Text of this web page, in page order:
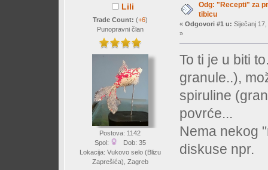
Lili
Trade Count: (+6)
Punopravni član
Postova: 1142
Spol:
Dob: 35
Lokacija: Vukovo selo (Blizu
Zaprešića), Zagreb
Odg: "Recepti" za
tibicu
« Odgovori #1 u: Siječanj
»
To ti je u biti
granule..),
spiruline
povrće...
Nema nekog
diskuse npr.